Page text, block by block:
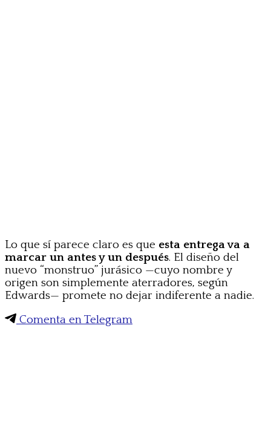
Lo que sí parece claro es que esta entrega va a
marcar un antes y un después. El diseño del
nuevo “monstruo” jurásico —cuyo nombre y
origen son simplemente aterradores, según
Edwards— promete no dejar indiferente a nadie.
Comenta en Telegram